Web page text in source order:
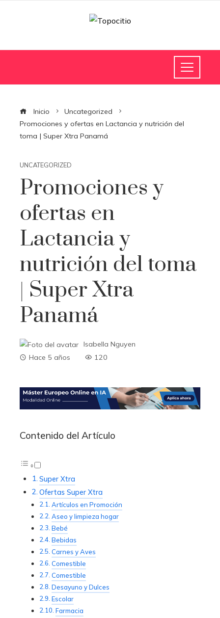
Inicio
Uncategorized
Promociones y ofertas en Lactancia y nutrición del
toma | Super Xtra Panamá
UNCATEGORIZED
Promociones y
ofertas en
Lactancia y
nutrición del toma
| Super Xtra
Panamá
Isabella Nguyen
Hace 5 años
120
Contenido del Artículo
Super Xtra
Ofertas Super Xtra
Artículos en Promoción
Aseo y limpieza hogar
Bebé
Bebidas
Carnes y Aves
Comestible
Comestible
Desayuno y Dulces
Escolar
Farmacia